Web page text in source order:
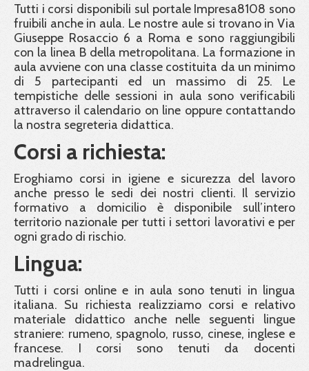
Tutti i corsi disponibili sul portale Impresa8108 sono
fruibili anche in aula. Le nostre aule si trovano in Via
Giuseppe Rosaccio 6 a Roma e sono raggiungibili
con la linea B della metropolitana. La formazione in
aula avviene con una classe costituita da un minimo
di 5 partecipanti ed un massimo di 25. Le
tempistiche delle sessioni in aula sono verificabili
attraverso il calendario on line oppure contattando
la nostra segreteria didattica.
Corsi a richiesta:
Eroghiamo corsi in igiene e sicurezza del lavoro
anche presso le sedi dei nostri clienti. Il servizio
formativo a domicilio è disponibile sull’intero
territorio nazionale per tutti i settori lavorativi e per
ogni grado di rischio.
Lingua:
Tutti i corsi online e in aula sono tenuti in lingua
italiana. Su richiesta realizziamo corsi e relativo
materiale didattico anche nelle seguenti lingue
straniere: rumeno, spagnolo, russo, cinese, inglese e
francese. I corsi sono tenuti da docenti
madrelingua.